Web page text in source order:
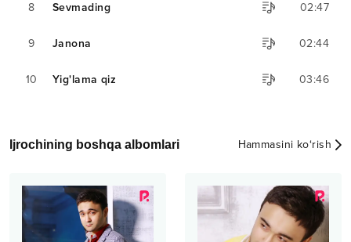
8 Sevmading 02:47
9 Janona 02:44
10 Yig'lama qiz 03:46
Ijrochining boshqa albomlari Hammasini ko‘rish